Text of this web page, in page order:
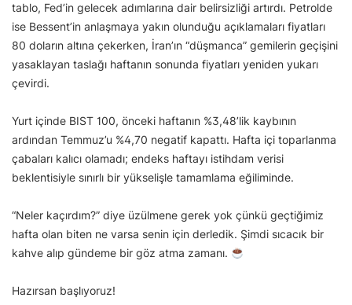
tablo, Fed’in gelecek adımlarına dair belirsizliği artırdı. Petrolde
ise Bessent’in anlaşmaya yakın olunduğu açıklamaları fiyatları
80 doların altına çekerken, İran’ın “düşmanca” gemilerin geçişini
yasaklayan taslağı haftanın sonunda fiyatları yeniden yukarı
çevirdi.
Yurt içinde BIST 100, önceki haftanın %3,48’lik kaybının
ardından Temmuz’u %4,70 negatif kapattı. Hafta içi toparlanma
çabaları kalıcı olamadı; endeks haftayı istihdam verisi
beklentisiyle sınırlı bir yükselişle tamamlama eğiliminde.
“Neler kaçırdım?” diye üzülmene gerek yok çünkü geçtiğimiz
hafta olan biten ne varsa senin için derledik. Şimdi sıcacık bir
kahve alıp gündeme bir göz atma zamanı.
Hazırsan başlıyoruz!